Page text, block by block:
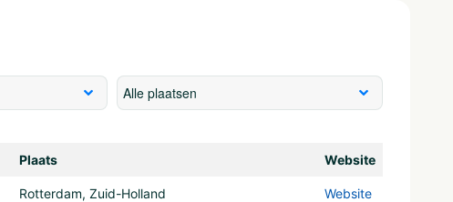
Plaats Website
Rotterdam, Zuid-Holland Website